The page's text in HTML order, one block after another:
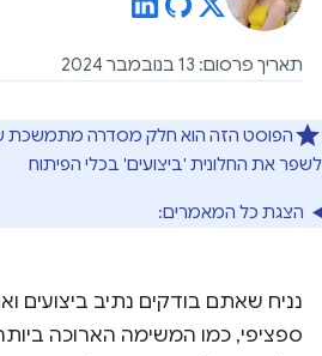
תאריך פרסום: 13 בנובמבר 2024
לשפר את החלונית 'ביצועים' בכלי הפיתוח
הצגת כל המאמרים:
נניח שאתם בודקים נתיב ביצועים
ספציפי, כמו המשימה הארוכה